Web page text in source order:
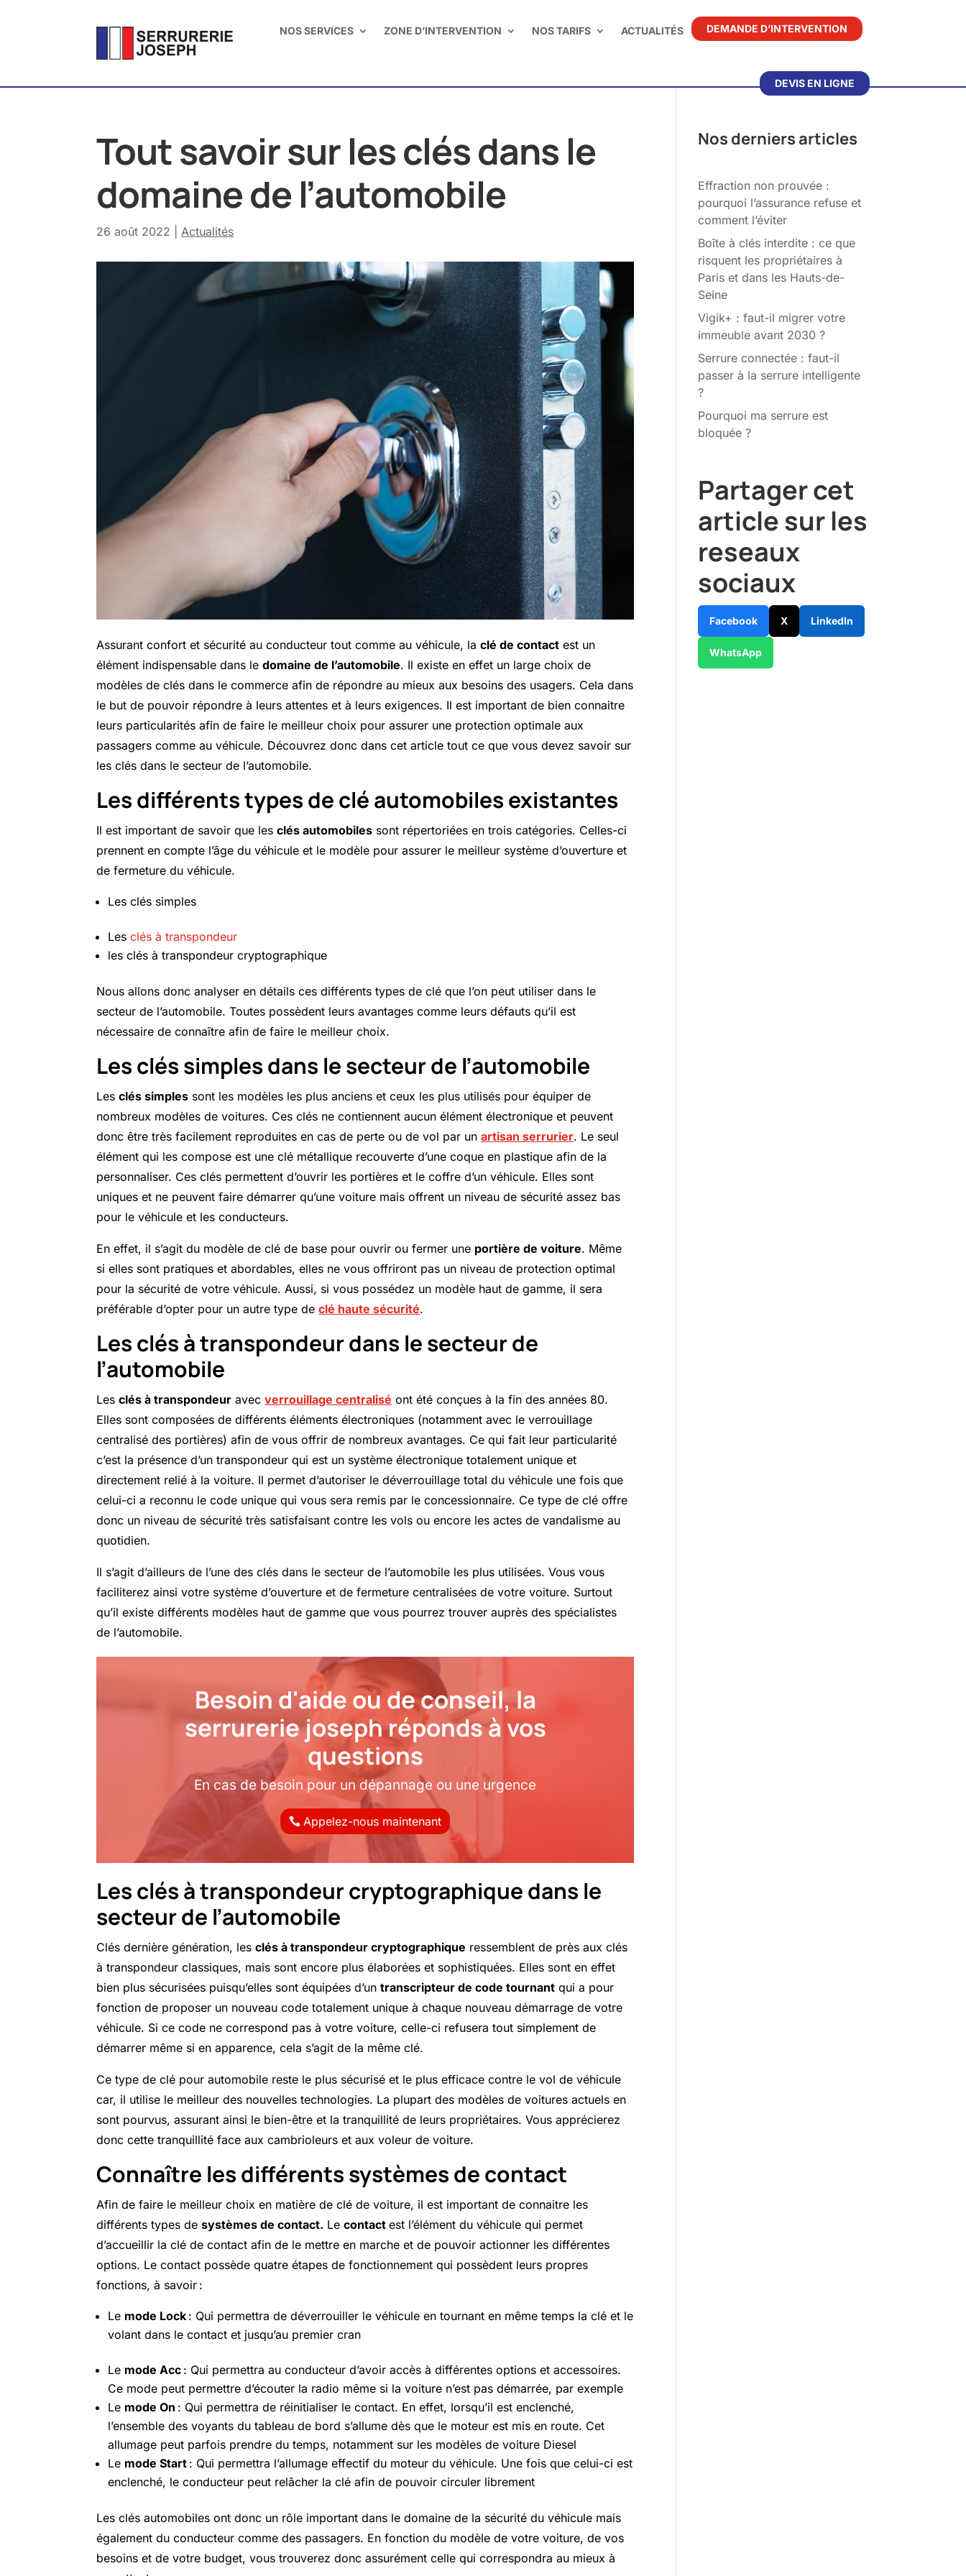
NOS SERVICES ZONE D’INTERVENTION NOS TARIFS ACTUALITÉS DEMANDE D’INTERVENTION
DEVIS EN LIGNE
Tout savoir sur les clés dans le
domaine de l’automobile
26 août 2022 |Actualités
Assurant confort et sécurité au conducteur tout comme au véhicule, laclé de contact est un
élément indispensable dans ledomaine de l’automobile. Il existe en effet un large choix de
modèles de clés dans le commerce afin de répondre au mieux aux besoins des usagers. Cela dans
le but de pouvoir répondre à leurs attentes et à leurs exigences. Il est important de bien connaitre
leurs particularités afin de faire le meilleur choix pour assurer une protectionoptimale aux
passagers comme au véhicule. Découvrez donc dans cet article tout ce que vous devez savoir sur
les clés dans le secteur de l’automobile.
Les différents types de clé automobiles existantes
Il est important de savoir que lesclés automobiles sont répertoriées en trois catégories. Celles-ci
prennent en compte l’âge du véhicule et le modèle pour assurer le meilleur système d’ouverture et
de fermeture du véhicule.
Les clés simples
Lesclés à transpondeur
les clés à transpondeur cryptographique
Nous allons donc analyser en détails ces différents types de clé que l’on peut utiliser dans le
secteur de l’automobile. Toutes possèdent leurs avantages comme leurs défauts qu’il est
nécessaire de connaître afin de faire le meilleur choix.
Les clés simples dans le secteur de l’automobile
Lesclés simples sont les modèles les plus anciens et ceux les plus utilisés pour équiper de
nombreux modèles de voitures. Ces clés ne contiennent aucun élément électronique et peuvent
donc être très facilement reproduites en cas de perte ou de vol par unartisan serrurier. Le seul
élément qui les compose est une clé métallique recouverte d’une coque en plastique afin de la
personnaliser. Ces clés permettent d’ouvrir les portières et le coffre d’un véhicule. Elles sont
uniques et ne peuvent faire démarrer qu’une voiture mais offrent un niveau de sécurité assez bas
pour le véhicule et les conducteurs.
En effet, il s’agit du modèle de clé de base pour ouvrir ou fermer une portière de voiture. Même
si elles sont pratiques et abordables, elles ne vous offriront pas un niveau de protection optimal
pour la sécurité de votre véhicule. Aussi, si vous possédez un modèle haut de gamme, il sera
préférable d’opter pour un autre type declé haute sécurité.
Les clés à transpondeur dans le secteur de
l’automobile
Lesclés à transpondeur avecverrouillage centralisé ont été conçues à la fin des années 80.
Elles sont composées de différents éléments électroniques (notamment avec le verrouillage
centralisé des portières) afin de vous offrir de nombreux avantages. Ce qui fait leur particularité
c’est la présence d’un transpondeur qui est un système électronique totalement unique et
directement relié à la voiture. Il permet d’autoriser le déverrouillage total du véhicule une fois que
celui-ci a reconnu le code unique qui vous sera remis par le concessionnaire. Ce type de clé offre
donc un niveau de sécurité très satisfaisant contre les vols ou encore les actes de vandalisme au
quotidien.
Il s’agit d’ailleurs de l’une des clés dans le secteur de l’automobile les plus utilisées. Vous vous
faciliterez ainsi votre système d’ouverture et de fermeture centralisées de votre voiture. Surtout
qu’il existe différents modèles haut de gamme que vous pourrez trouver auprès des spécialistes
de l’automobile.
Besoin d'aide ou de conseil, la
serrurerie joseph réponds à vos
questions
En cas de besoin pour un dépannage ou une urgence
Appelez-nous maintenant
Les clés à transpondeur cryptographique dans le
secteur de l’automobile
Clés dernière génération, lesclés à transpondeur cryptographique ressemblent de près aux clés
à transpondeur classiques, mais sont encore plusélaborées et sophistiquées. Elles sont en effet
bien plus sécurisées puisqu’elles sont équipées d’untranscripteur de code tournant qui a pour
fonction de proposer un nouveau code totalement unique à chaque nouveau démarrage de votre
véhicule. Si ce code ne correspond pas à votre voiture, celle-ci refusera tout simplement de
démarrer même si en apparence, cela s’agit de la même clé.
Ce type de clé pour automobile reste le plus sécurisé et le plus efficace contre le vol de véhicule
car, il utilise le meilleur des nouvelles technologies. La plupart des modèles de voitures actuels en
sont pourvus, assurant ainsi le bien-être et la tranquillité de leurs propriétaires. Vous apprécierez
donc cette tranquillité face aux cambrioleurs et aux voleur de voiture.
Connaître les différents systèmes de contact
Afin de faire le meilleur choix en matière de clé de voiture, il est important de connaitre les
différents types desystèmes de contact. Lecontactest l’élément du véhicule qui permet
d’accueillir la clé de contact afin de le mettre en marche et de pouvoir actionner les différentes
options. Le contact possède quatre étapes de fonctionnement qui possèdent leurs propres
fonctions, à savoir :
Le mode Lock : Qui permettra de déverrouiller le véhicule en tournant en même temps la clé et le
volant dans le contact et jusqu’au premier cran
Le mode Acc : Qui permettra au conducteur d’avoir accès à différentes options et accessoires.
Ce mode peut permettre d’écouter la radio même si la voiture n’est pas démarrée, par exemple
Le mode On : Qui permettra de réinitialiser le contact. En effet, lorsqu’il est enclenché,
l’ensemble des voyants du tableau de bord s’allume dès que le moteur est mis en route. Cet
allumage peut parfois prendre du temps, notamment sur les modèles de voiture Diesel
Le mode Start : Qui permettra l’allumage effectif du moteur du véhicule. Une fois que celui-ci est
enclenché, le conducteur peut relâcher la clé afin de pouvoir circuler librement
Les clés automobiles ont donc un rôle important dans le domaine de la sécurité du véhicule mais
également du conducteur comme des passagers. En fonction du modèle de votre voiture, de vos
besoins et de votre budget, vous trouverez donc assurément celle qui correspondra au mieux à
Nos derniers articles
Effraction non prouvée :
pourquoi l’assurance refuse et
comment l’éviter
Boîte à clés interdite : ce que
risquent les propriétaires à
Paris et dans les Hauts-de-
Seine
Vigik+ : faut-il migrer votre
immeuble avant 2030 ?
Serrure connectée : faut-il
passer à la serrure intelligente
?
Pourquoi ma serrure est
bloquée ?
Partager cet
article sur les
reseaux
sociaux
Facebook X LinkedIn
WhatsApp